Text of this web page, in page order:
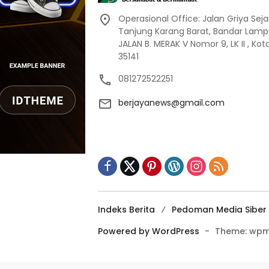
Operasional Office: Jalan Griya
Tanjung Karang Barat, Bandar
JALAN B. MERAK V Nomor 9, LK II ,
35141
081272522251
berjayanews@gmail.com
Indeks Berita Pedoman Media Siber
Powered by WordPress - Theme: